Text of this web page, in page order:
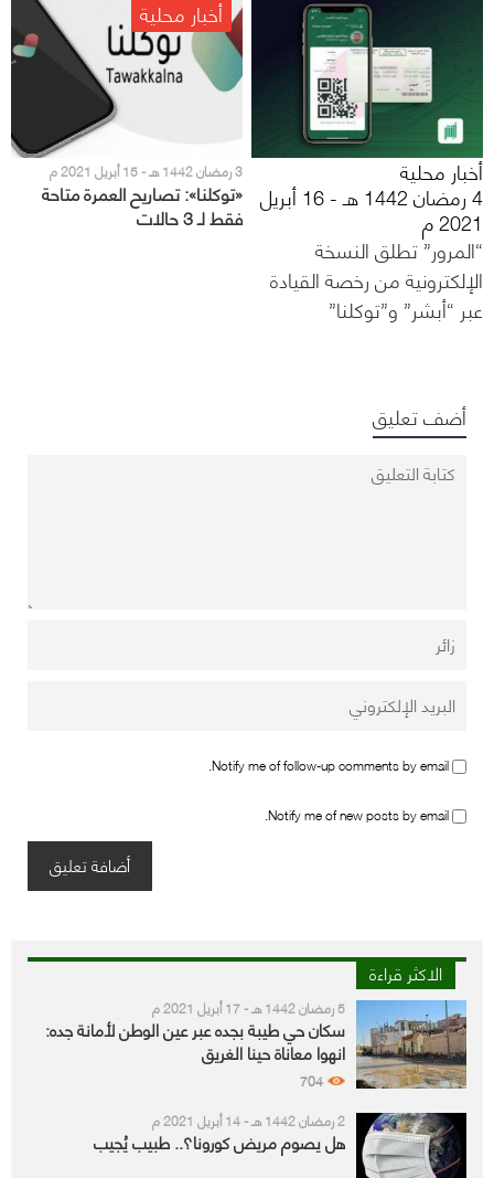
أخبار محلية
4 رمضان 1442 هـ - 16 أبريل
2021 م
“المرور” تطلق النسخة
الإلكترونية من رخصة القيادة
عبر “أبشر” و”توكلنا”
أخبار محلية
3 رمضان 1442 هـ - 15 أبريل 2021 م
«توكلنا»: تصاريح العمرة متاحة
فقط لـ 3 حالات
أضف تعليق
Notify me of follow-up comments by email.
Notify me of new posts by email.
الاكثر قراءة
5 رمضان 1442 هـ - 17 أبريل 2021 م
سكان حي طيبة بجده عبر عين الوطن لأمانة جده:
انهوا معاناة حينا الغريق
704
2 رمضان 1442 هـ - 14 أبريل 2021 م
هل يصوم مريض كورونا؟.. طبيب يُجيب